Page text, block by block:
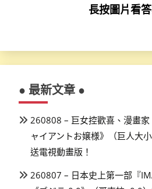
長按圖片看答
● 最新文章 ●
260808 – 巨女控歡喜、漫畫
ャイアントお嬢様》（巨人大
送電視動畫版！
260807 – 日本史上第一部『